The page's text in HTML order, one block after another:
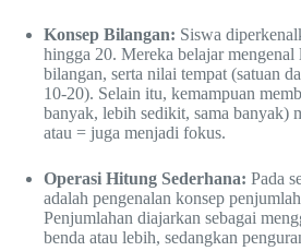
Konsep Bilangan: Siswa
hingga 20. Mereka belajar mengenal
bilangan, serta nilai tempat (satuan
10-20). Selain itu, kemampuan
banyak, lebih sedikit, sama banyak)
atau = juga menjadi fokus.
Operasi Hitung Sederhana: Pada
adalah pengenalan konsep
Penjumlahan diajarkan sebagai
benda atau lebih, sedangkan